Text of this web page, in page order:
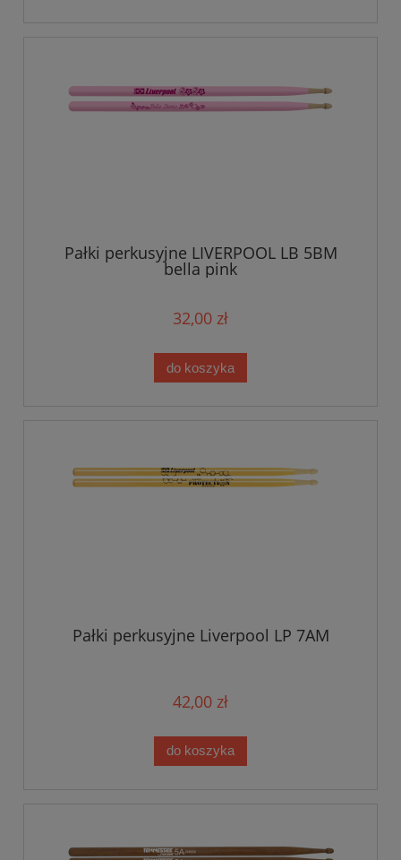
Pałki perkusyjne LIVERPOOL LB 5BM
bella pink
32,00 zł
do koszyka
Pałki perkusyjne Liverpool LP 7AM
42,00 zł
do koszyka